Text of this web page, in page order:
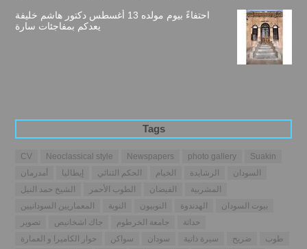
احتفاءً بيوم مولده 13 أغسطس دكتور هاشم خليفة
يعدكم بمفاجئات سارة
Tags
CV Neoclassical style Newspapers photo gallery
Suakin
أمدرمان
إيطاليا الحكم الثنائي الخيام الرشايدة
السودان
الشيخ حمد النيل
الطوب الأحمر الفيضان
المشربية
المعماريين السودانيين
النوبة النوبيون الهدندوة
بيوت السودان
تصوير
جاك اشخانيص جامعة الخرطوم
حداثة
حوار الكاميرا و العمارة
سواكن سودان سيرة ذاتية ضريح
طوب